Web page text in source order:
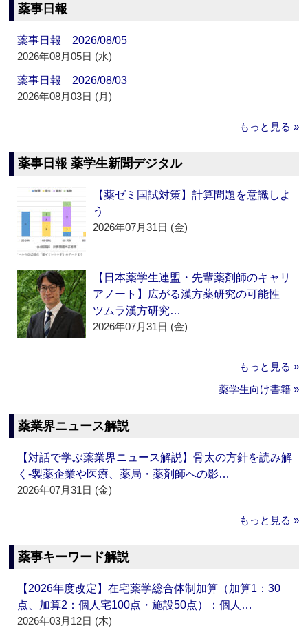
薬事日報
薬事日報 2026/08/05
2026年08月05日 (水)
薬事日報 2026/08/03
2026年08月03日 (月)
もっと見る »
薬事日報 薬学生新聞デジタル
【薬ゼミ国試対策】計算問題を意識しよ
う
2026年07月31日 (金)
【日本薬学生連盟・先輩薬剤師のキャリ
アノート】広がる漢方薬研究の可能性
ツムラ漢方研究…
2026年07月31日 (金)
もっと見る »
薬学生向け書籍 »
薬業界ニュース解説
【対話で学ぶ薬業界ニュース解説】骨太の方針を読み解
く‐製薬企業や医療、薬局・薬剤師への影…
2026年07月31日 (金)
もっと見る »
薬事キーワード解説
【2026年度改定】在宅薬学総合体制加算（加算1：30
点、加算2：個人宅100点・施設50点）：個人…
2026年03月12日 (木)